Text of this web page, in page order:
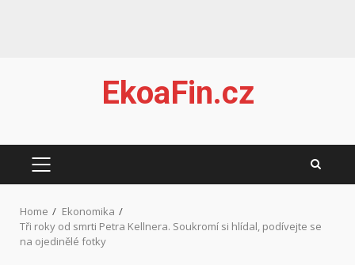
EkoaFin.cz
PRIMARY
Home
Ekonomika
Tři roky od smrti Petra Kellnera. Soukromí si hlídal, podívejte se
na ojedinělé fotky